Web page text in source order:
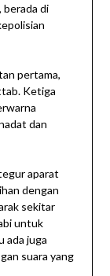
berada di
pertama,
Ketiga
dan
aparat
dengan
sekitar
untuk
ada juga
suara yang